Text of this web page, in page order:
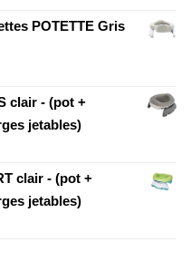
POTETTE Gris
clair - (pot +
jetables)
clair - (pot +
jetables)